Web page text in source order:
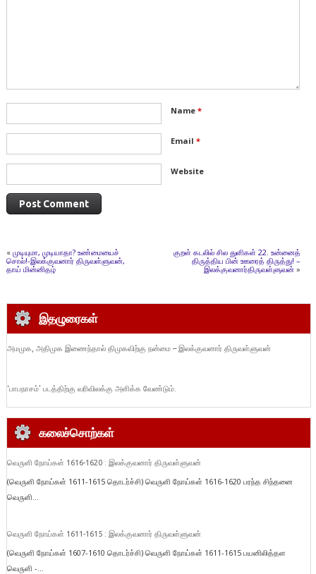
Name *
Email *
Website
« முடியுமா, முடியாதா? உண்மையைச்
சொல்!-இலக்குவனார் திருவள்ளுவன்,
தாய் மின்னிதழ்
குறள் கடலில் சில துளிகள் 22. உன்னைத்
திருத்திய பின் ஊரைத் திருத்து! –
இலக்குவனார்திருவள்ளுவன் »
இதழுரைகள்
அமமுக, அதிமுக இணைந்தால் திமுகவிற்கு நன்மை – இலக்குவனார் திருவள்ளுவன்
‘பாபநாசம்’ படத்திற்கு வரிவிலக்கு அளிக்க வேண்டும்.
கலைச்சொற்கள்
வெருளி நோய்கள் 1616-1620 : இலக்குவனார் திருவள்ளுவன்
(வெருளி நோய்கள் 1611-1615 தொடர்ச்சி) வெருளி நோய்கள் 1616-1620 பரந்த சிந்தனை
வெருளி...
வெருளி நோய்கள் 1611-1615 : இலக்குவனார் திருவள்ளுவன்
(வெருளி நோய்கள் 1607-1610 தொடர்ச்சி) வெருளி நோய்கள் 1611-1615 பயனிலித்தள
வெருளி -...